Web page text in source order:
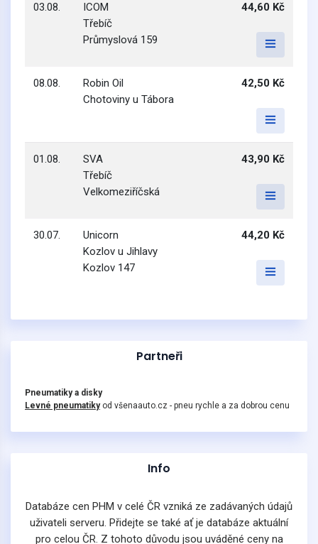
03.08.
ICOM
Třebíč
Průmyslová 159
44,60 Kč
08.08.
Robin Oil
Chotoviny u Tábora
42,50 Kč
01.08.
SVA
Třebíč
Velkomeziříčská
43,90 Kč
30.07.
Unicorn
Kozlov u Jihlavy
Kozlov 147
44,20 Kč
Partneři
Pneumatiky a disky
Levné pneumatikyod všenaauto.cz - pneu rychle a za dobrou cenu
Info
Databáze cen PHM v celé ČR vzniká ze zadávaných údajů
uživateli serveru. Přidejte se také ať je databáze aktuální
pro celou ČR. Z tohoto důvodu jsou uváděné ceny na